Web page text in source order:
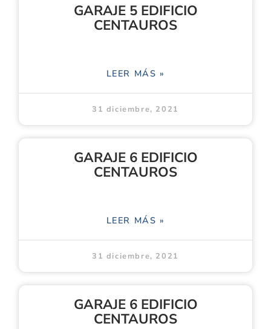
GARAJE 5 EDIFICIO
CENTAUROS
LEER MÁS »
31 diciembre, 2021
GARAJE 6 EDIFICIO
CENTAUROS
LEER MÁS »
31 diciembre, 2021
GARAJE 6 EDIFICIO
CENTAUROS